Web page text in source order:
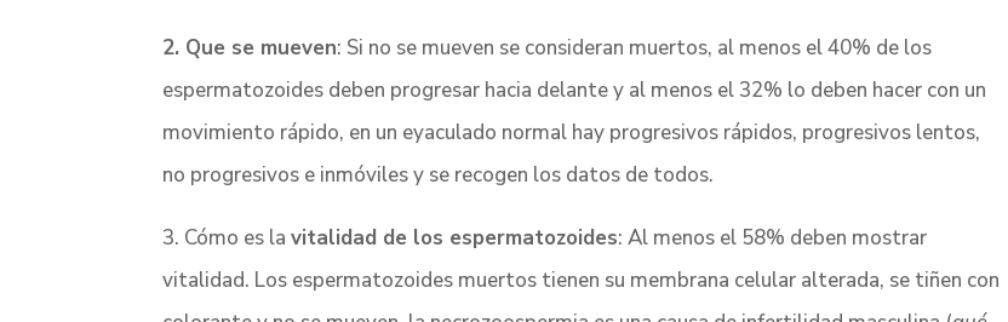
2. Que se mueven: Si no se mueven se consideran muertos, al menos el 40% de los
espermatozoides deben progresar hacia delante y al menos el 32% lo deben hacer con un
movimiento rápido, en un eyaculado normal hay progresivos rápidos, progresivos lentos,
no progresivos e inmóviles y se recogen los datos de todos.
3. Cómo es lavitalidad de los espermatozoides: Al menos el 58% deben mostrar
vitalidad. Los espermatozoides muertos tienen su membrana celular alterada, se tiñen con